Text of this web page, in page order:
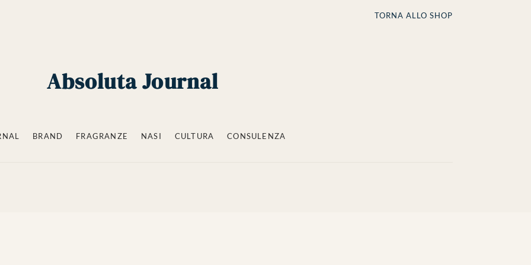
TORNA ALLO SHOP
Absoluta Journal
BRAND FRAGRANZE NASI CULTURA CONSULENZA